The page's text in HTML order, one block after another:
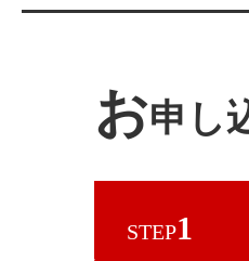
お申し
STEP1